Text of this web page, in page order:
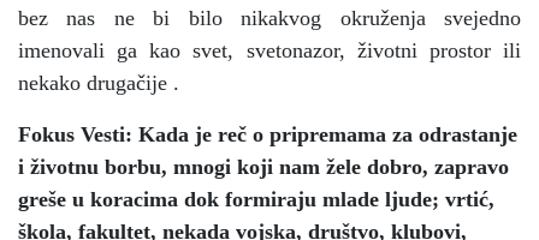
bez nas ne bi bilo nikakvog okruženja svejedno
imenovali ga kao svet, svetonazor, životni prostor ili
nekako drugačije .
Fokus Vesti: Kada je reč o pripremama za odrastanje
i životnu borbu, mnogi koji nam žele dobro, zapravo
greše u koracima dok formiraju mlade ljude; vrtić,
škola, fakultet, nekada vojska, društvo, klubovi,